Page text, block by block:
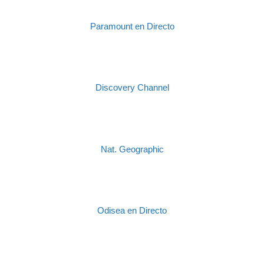
Paramount en Directo
Discovery Channel
Nat. Geographic
Odisea en Directo